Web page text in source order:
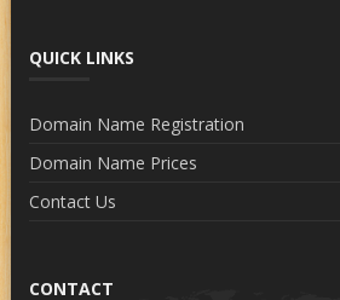
QUICK LINKS
Domain Name Registration
Domain Name Prices
Contact Us
CONTACT